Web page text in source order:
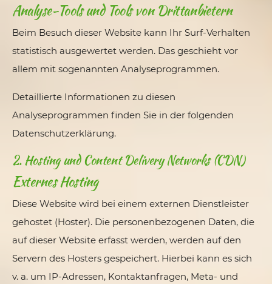
Analyse-Tools und Tools von Dritt­anbietern
Beim Besuch dieser Website kann Ihr Surf-Verhalten
statistisch ausgewertet werden. Das geschieht vor
allem mit sogenannten Analyseprogrammen.
Detaillierte Informationen zu diesen
Analyseprogrammen finden Sie in der folgenden
Datenschutzerklärung.
2. Hosting und Content Delivery Networks (CDN)
Externes Hosting
Diese Website wird bei einem externen Dienstleister
gehostet (Hoster). Die personenbezogenen Daten, die
auf dieser Website erfasst werden, werden auf den
Servern des Hosters gespeichert. Hierbei kann es sich
v. a. um IP-Adressen, Kontaktanfragen, Meta- und